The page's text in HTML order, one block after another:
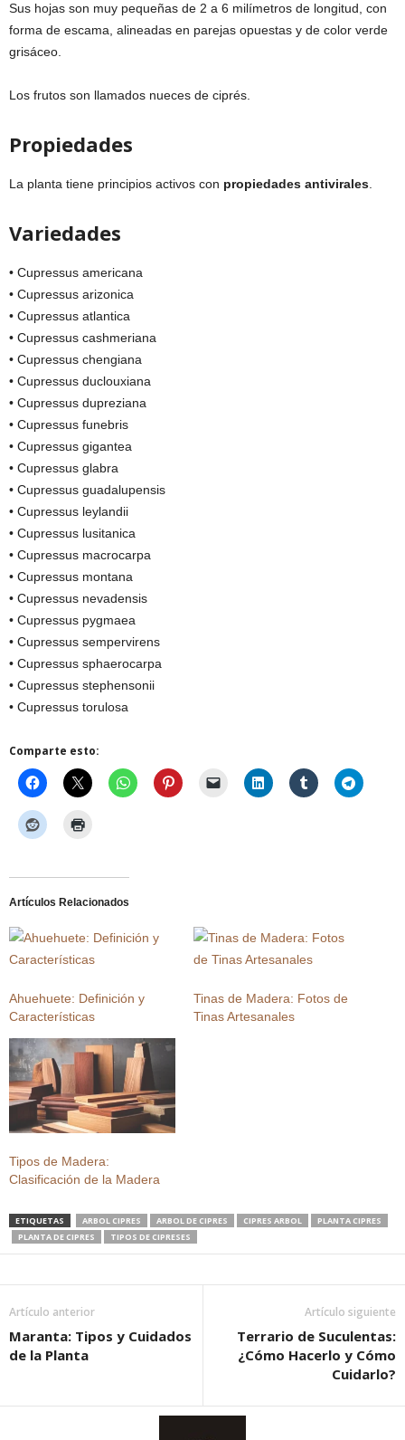
Sus hojas son muy pequeñas de 2 a 6 milímetros de longitud, con
forma de escama, alineadas en parejas opuestas y de color verde
grisáceo.
Los frutos son llamados nueces de ciprés.
Propiedades
La planta tiene principios activos con propiedades antivirales
Variedades
• Cupressus americana
• Cupressus arizonica
• Cupressus atlantica
• Cupressus cashmeriana
• Cupressus chengiana
• Cupressus duclouxiana
• Cupressus dupreziana
• Cupressus funebris
• Cupressus gigantea
• Cupressus glabra
• Cupressus guadalupensis
• Cupressus leylandii
• Cupressus lusitanica
• Cupressus macrocarpa
• Cupressus montana
• Cupressus nevadensis
• Cupressus pygmaea
• Cupressus sempervirens
• Cupressus sphaerocarpa
• Cupressus stephensonii
• Cupressus torulosa
Comparte esto:
Artículos Relacionados
Ahuehuete: Definición y
Características
Tinas de Madera: Fotos de
Tinas Artesanales
Tipos de Madera:
Clasificación de la Madera
ETIQUETAS ARBOL CIPRES ARBOL DE CIPRES CIPRES ARBOL
PLANTA CIPRES
PLANTA DE CIPRES
TIPOS DE CIPRESES
Artículo anterior
Maranta: Tipos y Cuidados
de la Planta
Artículo siguiente
Terrario de Suculentas:
¿Cómo Hacerlo y Cómo
Cuidarlo?